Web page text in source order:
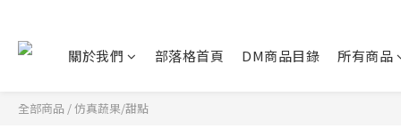
關於我們 部落格首頁 DM商品目錄 所有商品
全部商品 /仿真蔬果/甜點